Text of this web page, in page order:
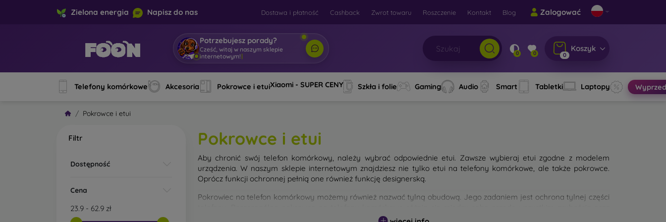
Zielona energia Napisz do nas Dostawa i płatność Cashback Zwrot towaru Roszczenie Kontakt Blog Zalogować
Potrzebujesz porady?
Cześć, witaj w naszym sklepie i 0 0 0
Koszyk
Telefony komórkowe Akcesoria Pokrowce i etuiXiaomi - SUPER CENY Szkła i folie Gaming Audio Smart Tabletki Laptopy
Pokrowce i etui
Filtr
Dostępność
Cena
23.9 - 62.9 zł
Pokrowce i etui
Aby chronić swój telefon komórkowy, należy wybrać odpowiednie etui. Zawsze wybieraj etui zgodne z modelem
urządzenia. W naszym sklepie internetowym znajdziesz nie tylko etui na telefony komórkowe, ale także pokrowce.
Oprócz funkcji ochronnej pełnią one również funkcję designerską.
Pokrowiec na telefon komórkowy możemy również nazwać tylną obudową. Jego zadaniem jest ochrona tylnej części